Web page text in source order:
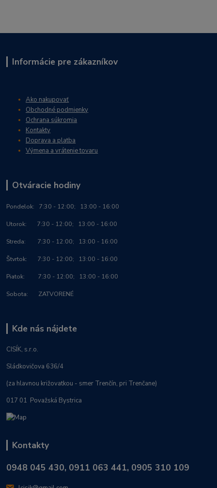
Informácie pre zákazníkov
Ako nakupovať
Obchodné podmienky
Ochrana súkromia
Kontakty
Doprava a platba
Výmena a vrátenie tovaru
Otváracie hodiny
Pondelok: 7:30 - 12:00; 13:00 - 16:00
Utorok: 7:30 - 12:00; 13:00 - 16:00
Streda: 7:30 - 12:00; 13:00 - 16:00
Štvrtok: 7:30 - 12:00; 13:00 - 16:00
Piatok: 7:30 - 12:00; 13:00 - 16:00
Sobota: ZATVORENÉ
Kde nás nájdete
CISÍK, s.r.o.
Sládkovičova 636/4
(za hlavnou križovatkou - smer Trenčín, pri Trenčane)
017 01 Považská Bystrica
Kontakty
0948 045 430, 0911 063 441, 0905 310 109